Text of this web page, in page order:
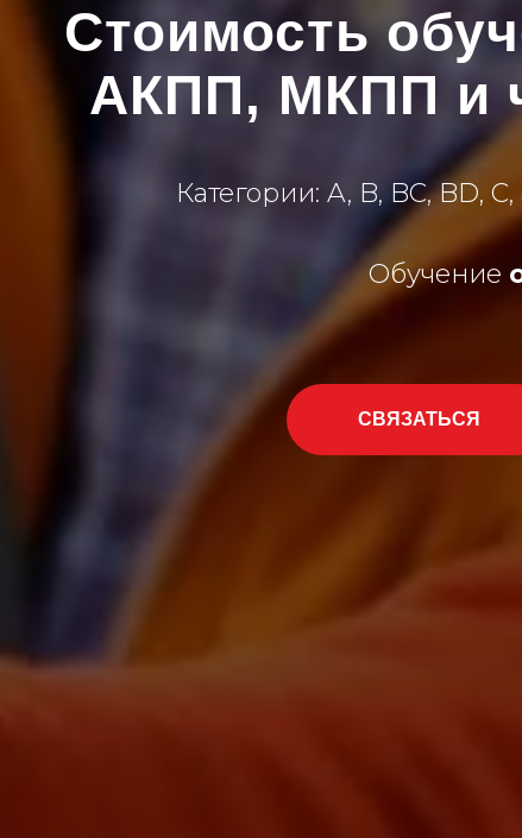
Стоимость
АКПП, МКПП и
Категории: A, B, BC, BD,
Обучение
СВЯЗАТЬСЯ